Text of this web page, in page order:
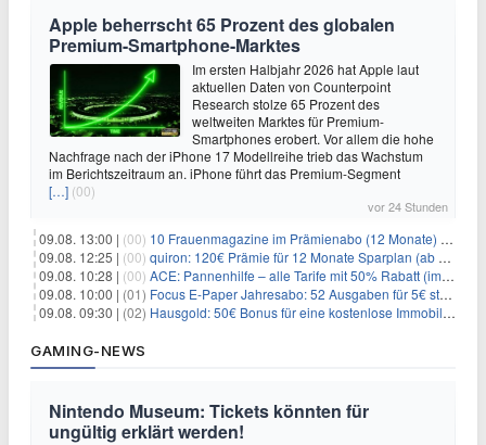
Apple beherrscht 65 Prozent des globalen
Premium-Smartphone-Marktes
Im ersten Halbjahr 2026 hat Apple laut
aktuellen Daten von Counterpoint
Research stolze 65 Prozent des
weltweiten Marktes für Premium-
Smartphones erobert. Vor allem die hohe
Nachfrage nach der iPhone 17 Modellreihe trieb das Wachstum
im Berichtszeitraum an. iPhone führt das Premium-Segment
[…] (00)
vor 24 Stunden
09.08. 13:00 | (00) 10 Frauenmagazine im Prämienabo (12 Monate) mit Prämien bis zu 225€
09.08. 12:25 | (00) quiron: 120€ Prämie für 12 Monate Sparplan (ab 100€/Monat)
09.08. 10:28 | (00) ACE: Pannenhilfe – alle Tarife mit 50% Rabatt (im ersten Jahr)
09.08. 10:00 | (01) Focus E-Paper Jahresabo: 52 Ausgaben für 5€ statt 207,48€ – per Formular kündbar!
09.08. 09:30 | (02) Hausgold: 50€ Bonus für eine kostenlose Immobilienbewertung
GAMING-NEWS
Nintendo Museum: Tickets könnten für
ungültig erklärt werden!